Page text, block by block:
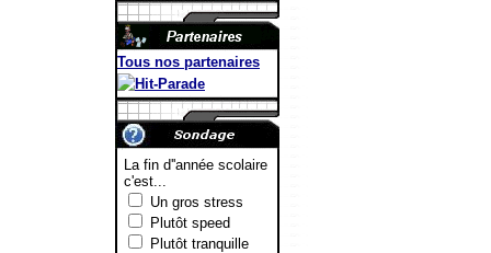
Tous nos partenaires